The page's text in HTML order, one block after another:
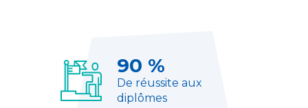
90 %
De réussite aux
diplômes